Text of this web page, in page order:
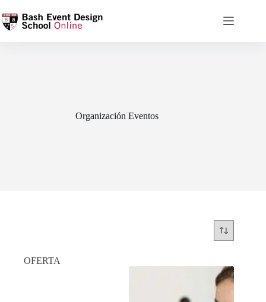
Organización Eventos
OFERTA